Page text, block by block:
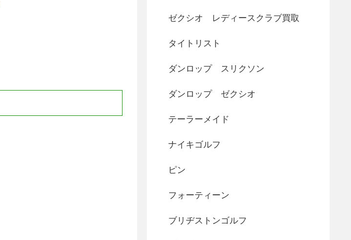
ゼクシオ レディースクラブ買取
タイトリスト
ダンロップ スリクソン
ダンロップ ゼクシオ
テーラーメイド
ナイキゴルフ
ピン
フォーティーン
ブリヂストンゴルフ